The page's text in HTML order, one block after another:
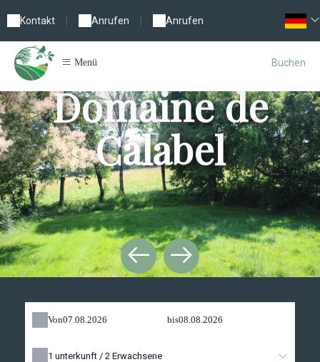
Kontakt Anrufen Anrufen
Menü Buchen
Domaine de
Calabel
Von bis
1 unterkunft / 2 Erwachsene